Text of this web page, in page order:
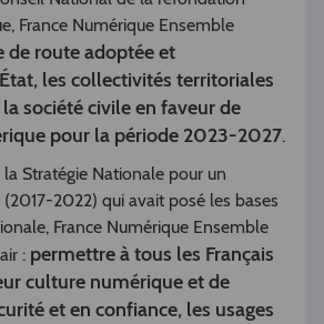
France Numérique Ensemble
de route adoptée et
les collectivités territoriales
société civile en faveur de
pour la période 2023-2027.
Stratégie Nationale pour un
2022) qui avait posé les bases
France Numérique Ensemble
: permettre à tous les Français
culture numérique et de
et en confiance, les usages